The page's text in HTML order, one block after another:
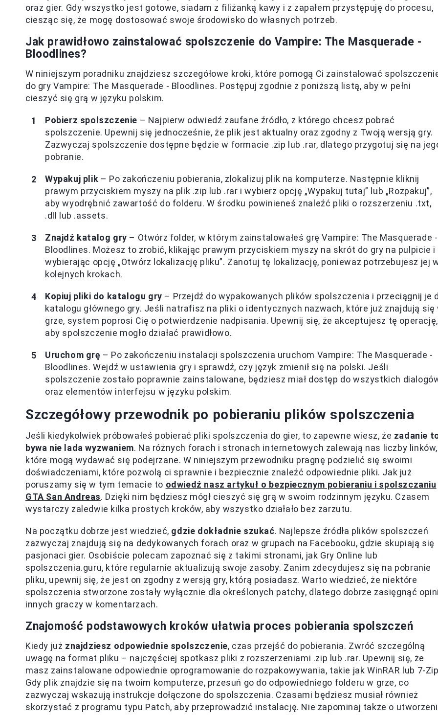
oraz gier. Gdy wszystko jest gotowe, siadam z filiżanką kawy i z zapałem przystępuję do procesu,
ciesząc się, że mogę dostosować swoje środowisko do własnych potrzeb.
Jak prawidłowo zainstalować spolszczenie do Vampire: The Masquerade -
Bloodlines?
W niniejszym poradniku znajdziesz szczegółowe kroki, które pomogą Ci zainstalować
do gry Vampire: The Masquerade - Bloodlines. Postępuj zgodnie z poniższą listą, aby w pełni
cieszyć się grą w języku polskim.
Pobierz spolszczenie – Najpierw odwiedź zaufane źródło, z którego chcesz pobrać
spolszczenie. Upewnij się jednocześnie, że plik jest aktualny oraz zgodny z Twoją wersją gry.
Zazwyczaj spolszczenie dostępne będzie w formacie .zip lub .rar, dlatego przygotuj się na
pobranie.
Wypakuj plik – Po zakończeniu pobierania, zlokalizuj plik na komputerze. Następnie kliknij
prawym przyciskiem myszy na plik .zip lub .rar i wybierz opcję „Wypakuj tutaj” lub „Rozpakuj”,
aby wyodrębnić zawartość do folderu. W środku powinieneś znaleźć pliki o rozszerzeniu .txt,
.dll lub .assets.
Znajdź katalog gry – Otwórz folder, w którym zainstalowałeś grę Vampire: The Masquerade -
Bloodlines. Możesz to zrobić, klikając prawym przyciskiem myszy na skrót do gry na pulpicie i
wybierając opcję „Otwórz lokalizację pliku”. Zanotuj tę lokalizację, ponieważ potrzebujesz jej
kolejnych krokach.
Kopiuj pliki do katalogu gry – Przejdź do wypakowanych plików spolszczenia i przeciągnij je
katalogu głównego gry. Jeśli natrafisz na pliki o identycznych nazwach, które już znajdują się
grze, system poprosi Cię o potwierdzenie nadpisania. Upewnij się, że akceptujesz tę operację,
aby spolszczenie mogło działać prawidłowo.
Uruchom grę – Po zakończeniu instalacji spolszczenia uruchom Vampire: The Masquerade -
Bloodlines. Wejdź w ustawienia gry i sprawdź, czy język zmienił się na polski. Jeśli
spolszczenie zostało poprawnie zainstalowane, będziesz miał dostęp do wszystkich
oraz elementów interfejsu w języku polskim.
Szczegółowy przewodnik po pobieraniu plików spolszczenia
Jeśli kiedykolwiek próbowałeś pobierać pliki spolszczenia do gier, to zapewne wiesz, że zadanie
bywa nie lada wyzwaniem. Na różnych forach i stronach internetowych zalewają nas liczby linków,
które mogą wydawać się podejrzane. W niniejszym przewodniku pragnę podzielić się swoimi
doświadczeniami, które pozwolą ci sprawnie i bezpiecznie znaleźć odpowiednie pliki. Jak już
poruszamy się w tym temacie to odwiedź nasz artykuł o bezpiecznym pobieraniu i spolszczaniu
GTA San Andreas. Dzięki nim będziesz mógł cieszyć się grą w swoim rodzinnym języku. Czasem
wystarczy zaledwie kilka prostych kroków, aby wszystko działało bez zarzutu.
Na początku dobrze jest wiedzieć, gdzie dokładnie szukać. Najlepsze źródła plików spolszczeń
zazwyczaj znajdują się na dedykowanych forach oraz w grupach na Facebooku, gdzie skupiają się
pasjonaci gier. Osobiście polecam zapoznać się z takimi stronami, jak Gry Online lub
spolszczenia.guru, które regularnie aktualizują swoje zasoby. Zanim zdecydujesz się na pobranie
pliku, upewnij się, że jest on zgodny z wersją gry, którą posiadasz. Warto wiedzieć, że niektóre
spolszczenia stworzone zostały wyłącznie dla określonych patchy, dlatego dobrze zasięgnąć
innych graczy w komentarzach.
Znajomość podstawowych kroków ułatwia proces pobierania spolszczeń
Kiedy już znajdziesz odpowiednie spolszczenie, czas przejść do pobierania. Zwróć szczególną
uwagę na format pliku – najczęściej spotkasz pliki z rozszerzeniami .zip lub .rar. Upewnij się, że
masz zainstalowane odpowiednie oprogramowanie do rozpakowywania, takie jak WinRAR lub 7-
Gdy plik znajdzie się na twoim komputerze, przesuń go do odpowiedniego folderu w grze, co
zazwyczaj wskazują instrukcje dołączone do spolszczenia. Czasami będziesz musiał również
skorzystać z programu typu Patch, aby przeprowadzić instalację. Nie zapominaj także o